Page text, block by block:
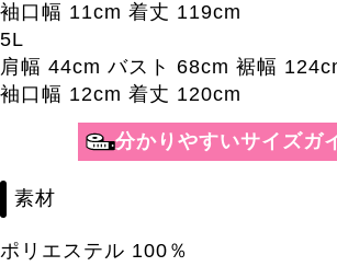
袖口幅 11cm 着丈 119cm
5L
肩幅 44cm バスト 68cm 裾幅
袖口幅 12cm 着丈 120cm
分かりやすいサイズガ
素材
ポリエステル 100％